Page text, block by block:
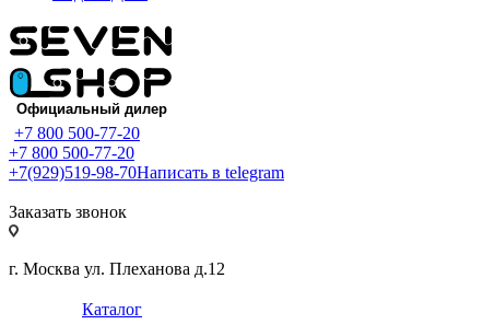
+7 800 500-77-20
+7 800 500-77-20
+7(929)519-98-70Написать в telegram
Заказать звонок
г. Москва ул. Плеханова д.12
Каталог